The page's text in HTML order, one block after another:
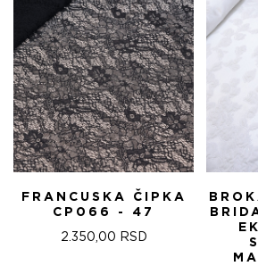
FRANCUSKA ČIPKA
CP066 - 47
2.350,00 RSD